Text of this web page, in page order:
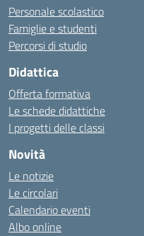
Personale scolastico
Famiglie e studenti
Percorsi di studio
Didattica
Offerta formativa
Le schede didattiche
I progetti delle classi
Novità
Le notizie
Le circolari
Calendario eventi
Albo online